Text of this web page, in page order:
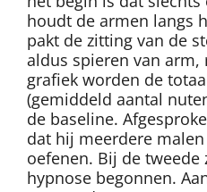
houdt de armen langs
pakt de zitting van de
aldus spieren van arm,
grafiek worden de
(gemiddeld aantal
de baseline.
dat hij meerdere
oefenen. Bij de
hypnose begonnen.